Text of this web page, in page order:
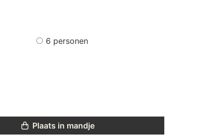
6 personen
Plaats in mandje